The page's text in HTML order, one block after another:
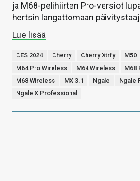
ja M68-pelihiirten Pro-versiot
hertsin langattomaan
Lue lisää
CES 2024 Cherry Cherry Xtrfy M50
M64 Pro Wireless
M64 Wireless
M68
M68 Wireless
MX 3.1 Ngale
Ngale
Ngale X Professional